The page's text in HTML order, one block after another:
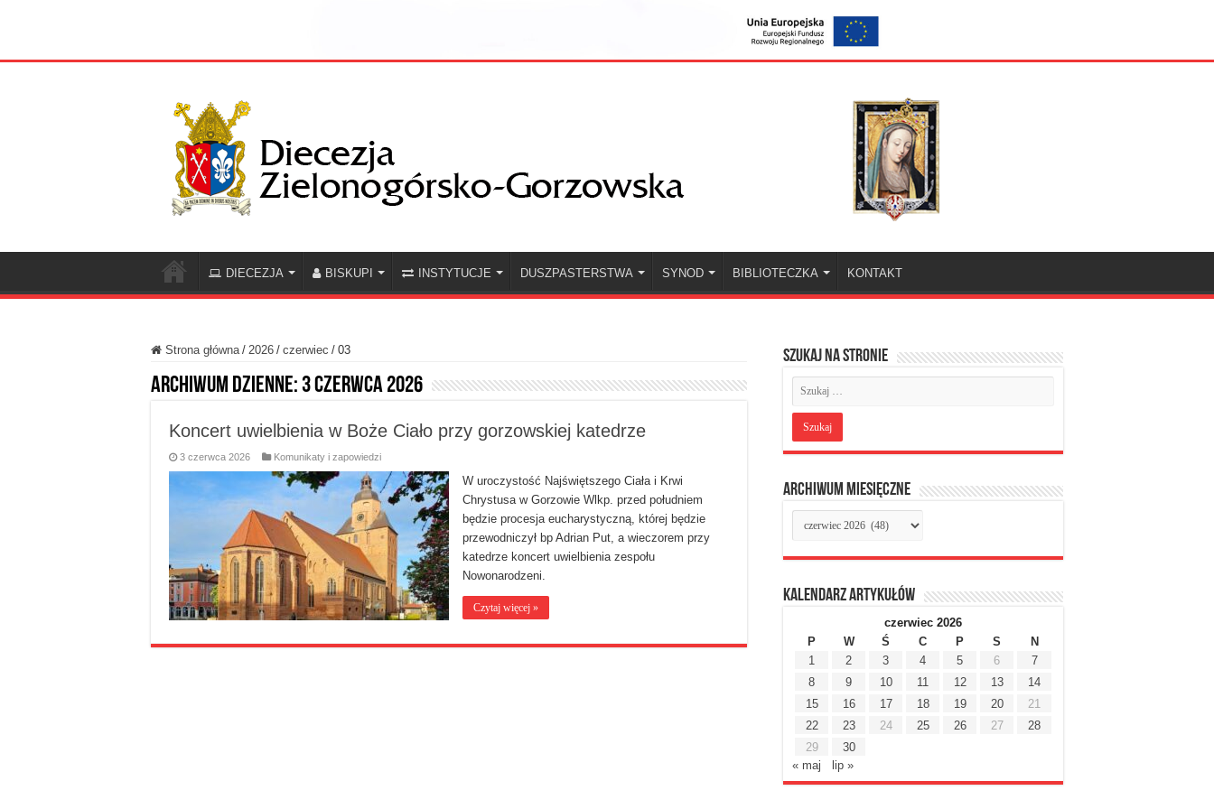
DIECEZJA BISKUPI INSTYTUCJE DUSZPASTERSTWA SYNOD BIBLIOTECZKA KONTAKT
Strona główna / 2026 / czerwiec / 03
Archiwum dzienne:3 czerwca 2026
Koncert uwielbienia w Boże Ciało przy gorzowskiej katedrze
3 czerwca 2026 Komunikaty i zapowiedzi
W uroczystość Najświętszego Ciała i Krwi
Chrystusa w Gorzowie Wlkp. przed południem
będzie procesja eucharystyczną, której będzie
przewodniczył bp Adrian Put, a wieczorem przy
katedrze koncert uwielbienia zespołu
Nowonarodzeni.
Czytaj więcej »
Szukaj na stronie
Archiwum miesięczne
Archiwum
miesięczne
Kalendarz artykułów
czerwiec 2026
P
W Ś C P S
N
1
2 3 4 5 6
7
8
9 10 11 12 13
14
15
16 17 18 19 20
21
22
23 24 25 26 27
28
29
30
« maj
lip »